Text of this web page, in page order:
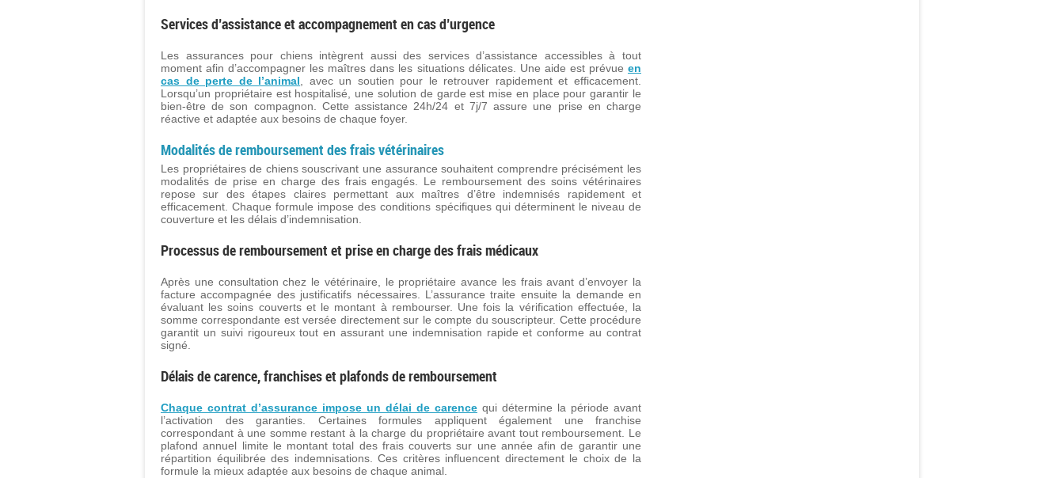
Services d’assistance et accompagnement en cas d’urgence
Les assurances pour chiens intègrent aussi des services d’assistance accessibles à tout
moment afin d’accompagner les maîtres dans les situations délicates. Une aide est prévue en
cas de perte de l’animal , avec un soutien pour le retrouver rapidement et efficacement.
Lorsqu’un propriétaire est hospitalisé, une solution de garde est mise en place pour garantir le
bien-être de son compagnon. Cette assistance 24h/24 et 7j/7 assure une prise en charge
réactive et adaptée aux besoins de chaque foyer.
Modalités de remboursement des frais vétérinaires
Les propriétaires de chiens souscrivant une assurance souhaitent comprendre précisément les
modalités de prise en charge des frais engagés. Le remboursement des soins vétérinaires
repose sur des étapes claires permettant aux maîtres d’être indemnisés rapidement et
efficacement. Chaque formule impose des conditions spécifiques qui déterminent le niveau de
couverture et les délais d’indemnisation.
Processus de remboursement et prise en charge des frais médicaux
Après une consultation chez le vétérinaire, le propriétaire avance les frais avant d’envoyer la
facture accompagnée des justificatifs nécessaires. L’assurance traite ensuite la demande en
évaluant les soins couverts et le montant à rembourser. Une fois la vérification effectuée, la
somme correspondante est versée directement sur le compte du souscripteur. Cette procédure
garantit un suivi rigoureux tout en assurant une indemnisation rapide et conforme au contrat
signé.
Délais de carence, franchises et plafonds de remboursement
Chaque contrat d’assurance impose un délai de carence qui détermine la période avant
l’activation des garanties. Certaines formules appliquent également une franchise
correspondant à une somme restant à la charge du propriétaire avant tout remboursement. Le
plafond annuel limite le montant total des frais couverts sur une année afin de garantir une
répartition équilibrée des indemnisations. Ces critères influencent directement le choix de la
formule la mieux adaptée aux besoins de chaque animal.